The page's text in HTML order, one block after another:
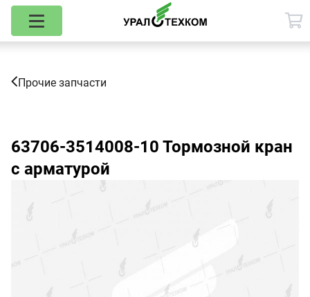
Прочие запчасти
63706-3514008-10 Тормозной кран
с арматурой